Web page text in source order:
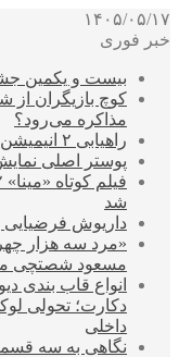
۱۴۰۵/۰۵/۱۷
خبر فوری
بیست و یکمین
کوچ بازیگران
مذاکره می‌رود؟
راهیابی ۲ انیمیشن سوره به سی‌امین جشنواره فیلم رود آیلند
پوستر اصلی
شد
داریوش فرضیایی
«مرد سه هزار
مسعود شصتچی
انواع قاب بندی
دکارت؛ تحولی
داخلی
نگاهی به سه